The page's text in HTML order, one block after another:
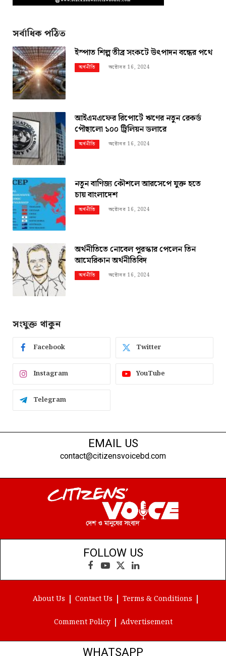
সর্বাধিক পঠিত
ইস্পাত শিল্প তীব্র সংকটে উৎপাদন বন্ধের পথে
অর্থনীতি অক্টোবর 16, 2024
আইএমএফের রিপোর্টে ঋণের নতুন রেকর্ড
পৌছালো ১০০ ট্রিলিয়ন ডলারে
অর্থনীতি অক্টোবর 16, 2024
নতুন বাণিজ্য কৌশলে আরসেপে যুক্ত হতে
চায় বাংলাদেশ
অর্থনীতি অক্টোবর 16, 2024
অর্থনীতিতে নোবেল পুরস্কার পেলেন তিন
আমেরিকান অর্থনীতিবিদ
অর্থনীতি অক্টোবর 16, 2024
সংযুক্ত থাকুন
Facebook Twitter
Instagram YouTube
Telegram
EMAIL US
contact@citizensvoicebd.com
FOLLOW US
Facebook
YouTube
X
(Twitter)
LinkedIn
About Us Contact Us Terms & Conditions
Comment Policy Advertisement
WHATSAPP